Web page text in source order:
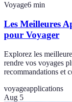
Voyage6 min
Les Meilleures
pour Voyager
Explorez les
rendre vos voyages
recommandations et
voyageapplications
Aug 5